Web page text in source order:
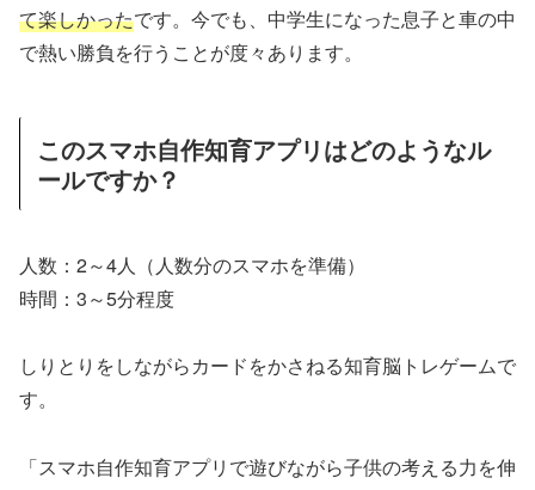
て楽しかったです。今でも、中学生になった息子と車の中
で熱い勝負を行うことが度々あります。
このスマホ自作知育アプリはどのようなル
ールですか？
人数：2～4人（人数分のスマホを準備）
時間：3～5分程度
しりとりをしながらカードをかさねる知育脳トレゲームで
す。
「スマホ自作知育アプリで遊びながら子供の考える力を伸